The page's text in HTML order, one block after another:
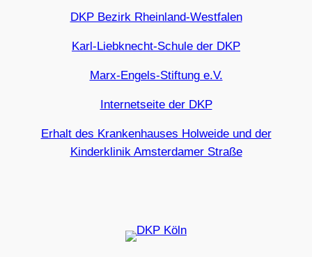
DKP Bezirk Rheinland-Westfalen
Karl-Liebknecht-Schule der DKP
Marx-Engels-Stiftung e.V.
Internetseite der DKP
Erhalt des Krankenhauses Holweide und der
Kinderklinik Amsterdamer Straße